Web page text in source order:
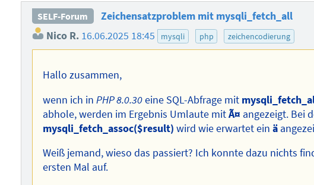
SELF-Forum
Zeichensatzproblem mit mysqli_fetch_all
Nico R. 16.06.2025 18:45 mysqli php zeichencodierung
Hallo zusammen,
wenn ich inPHP 8.0.30eine SQL-Abfrage mit
abhole, werden im Ergebnis Umlaute mitÃ¤ angezeigt. Bei
mysqli_fetch_assoc($result) wird wie erwartet einä
Weiß jemand, wieso das passiert? Ich konnte dazu nichts
ersten Mal auf.